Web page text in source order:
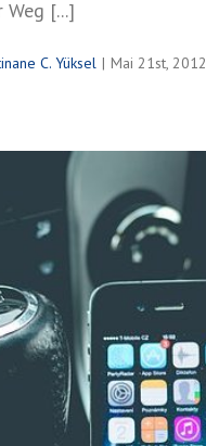
Weg [...]
C. Yüksel | Mai 21st, 2012